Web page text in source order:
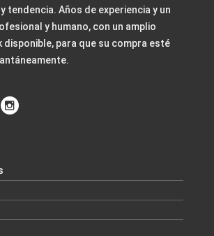
tendencia. Años de experiencia y un
y humano, con un amplio
para que su compra esté